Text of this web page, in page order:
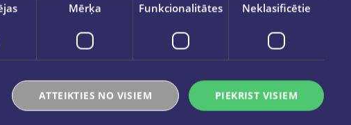
Skudriņa Kāpēcīte. Burti Dinozauri. Kasāmgrāmata
Mērķa Funkcionalitātes Neklasificētie
PIEKRIST VISIEM
ATTEIKTIES NO VISIEM